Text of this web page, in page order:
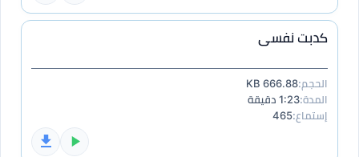
كدبت نفسى
الحجم:666.88 KB
المدة:1:23 دقيقة
إستماع:465